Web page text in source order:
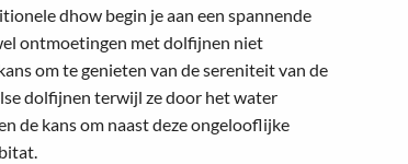
dhow begin je aan een spannende
ontmoetingen met dolfijnen niet
om te genieten van de sereniteit van de
dolfijnen terwijl ze door het water
de kans om naast deze ongelooflijke